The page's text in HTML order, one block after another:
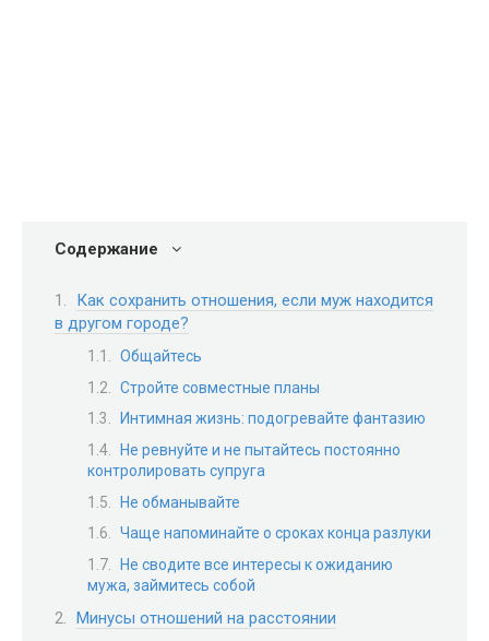
Содержание
Как сохранить отношения, если муж находится
в другом городе?
Общайтесь
Стройте совместные планы
Интимная жизнь: подогревайте фантазию
Не ревнуйте и не пытайтесь постоянно
контролировать супруга
Не обманывайте
Чаще напоминайте о сроках конца разлуки
Не сводите все интересы к ожиданию
мужа, займитесь собой
Минусы отношений на расстоянии